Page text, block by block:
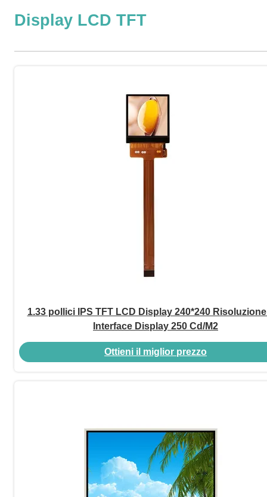
Display LCD TFT
1.33 pollici IPS TFT LCD Display 240*240
Interface Display 250 Cd/M2
Ottieni il miglior prezzo